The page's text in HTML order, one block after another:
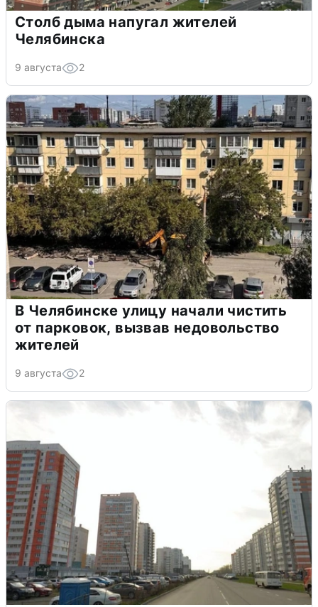
Столб дыма напугал жителей
Челябинска
9 августа 2
В Челябинске улицу начали чистить
от парковок, вызвав недовольство
жителей
9 августа 2